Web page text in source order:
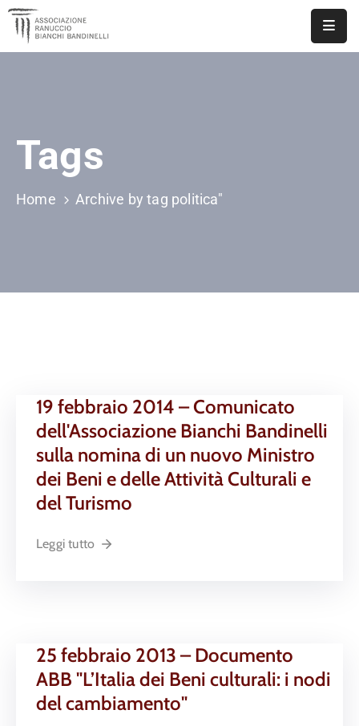
DOCUMENTI
Tags
Home Archive by tag politica"
19 febbraio 2014 – Comunicato
dell'Associazione Bianchi Bandinelli
sulla nomina di un nuovo Ministro
dei Beni e delle Attività Culturali e
del Turismo
Leggi tutto
25 febbraio 2013 – Documento
ABB "L’Italia dei Beni culturali: i nodi
del cambiamento"